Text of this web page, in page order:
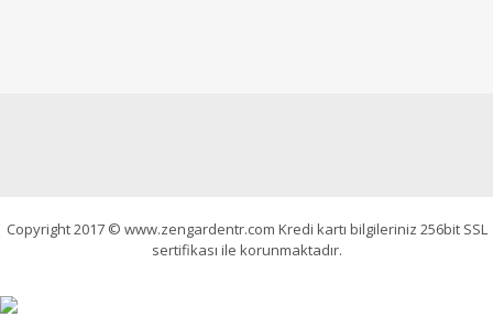
Copyright 2017 © www.zengardentr.com Kredi kartı bilgileriniz 256bit SSL
sertifikası ile korunmaktadır.